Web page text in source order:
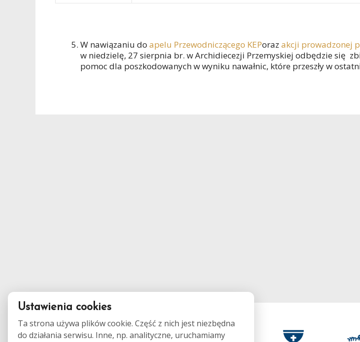
W nawiązaniu do apelu Przewodniczącego KEPoraz akcji prowadzonej
w niedzielę, 27 sierpnia br. w Archidiecezji Przemyskiej odbędzie się
pomoc dla poszkodowanych w wyniku nawałnic, które przeszły w
Ustawienia cookies
Ta strona używa plików cookie. Część z nich jest niezbędna
do działania serwisu. Inne, np. analityczne, uruchamiamy